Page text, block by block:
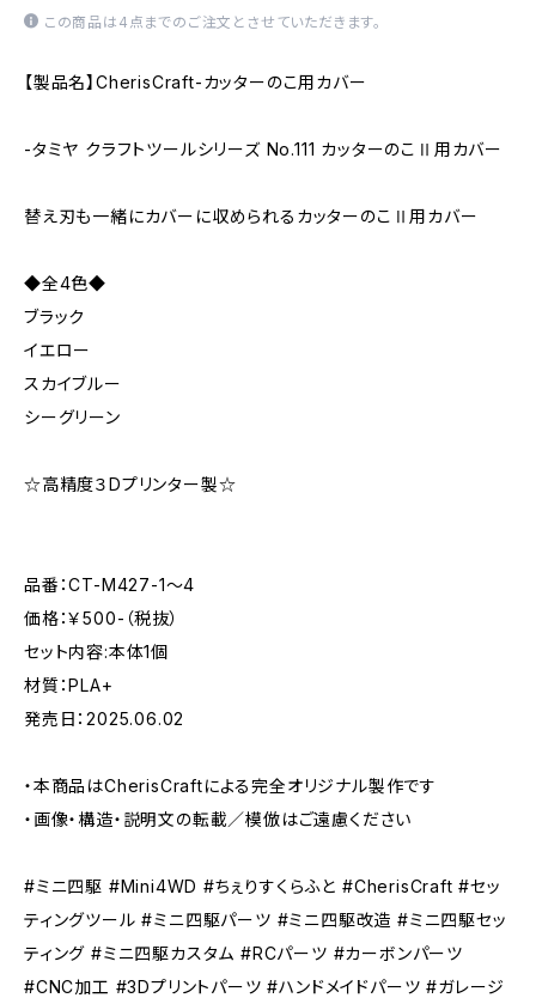
この商品は4点までのご注文とさせていただきます。
【製品名】CherisCraft-カッターのこ用カバー
-タミヤ クラフトツールシリーズ No.111 カッターのこⅡ用カバー
替え刃も一緒にカバーに収められるカッターのこⅡ用カバー
◆全4色◆
ブラック
イエロー
スカイブルー
シーグリーン
☆高精度３Dプリンター製☆
品番：CT-M427-1～4
価格：￥500-（税抜）
セット内容:本体1個
材質：PLA+
発売日：2025.06.02
・本商品はCherisCraftによる完全オリジナル製作です
・画像・構造・説明文の転載／模倣はご遠慮ください
#ミニ四駆 #Mini4WD #ちぇりすくらふと #CherisCraft #セッ
ティングツール #ミニ四駆パーツ #ミニ四駆改造 #ミニ四駆セッ
ティング #ミニ四駆カスタム #RCパーツ #カーボンパーツ
#CNC加工 #3Dプリントパーツ #ハンドメイドパーツ #ガレージ